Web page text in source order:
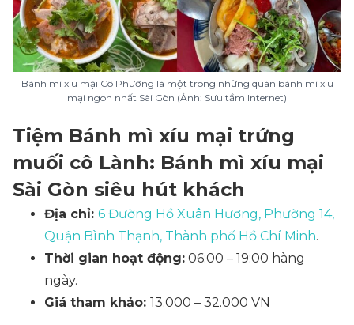
Bánh mì xíu mại Cô Phương là một trong những quán bánh mì xíu
mại ngon nhất Sài Gòn (Ảnh: Sưu tầm Internet)
Tiệm Bánh mì xíu mại trứng
muối cô Lành: Bánh mì xíu mại
Sài Gòn siêu hút khách
Địa chỉ: 6 Đường Hồ Xuân Hương, Phường 14,
Quận Bình Thạnh, Thành phố Hồ Chí Minh.
Thời gian hoạt động: 06:00 – 19:00 hàng
ngày.
Giá tham khảo: 13.000 – 32.000 VN